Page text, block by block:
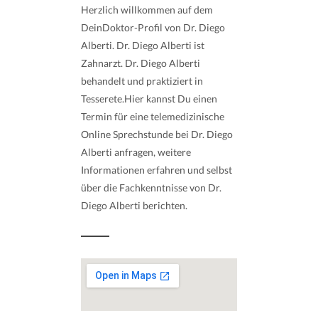
Herzlich willkommen auf dem
DeinDoktor-Profil von Dr. Diego
Alberti. Dr. Diego Alberti ist
Zahnarzt. Dr. Diego Alberti
behandelt und praktiziert in
Tesserete.Hier kannst Du einen
Termin für eine telemedizinische
Online Sprechstunde bei Dr. Diego
Alberti anfragen, weitere
Informationen erfahren und selbst
über die Fachkenntnisse von Dr.
Diego Alberti berichten.